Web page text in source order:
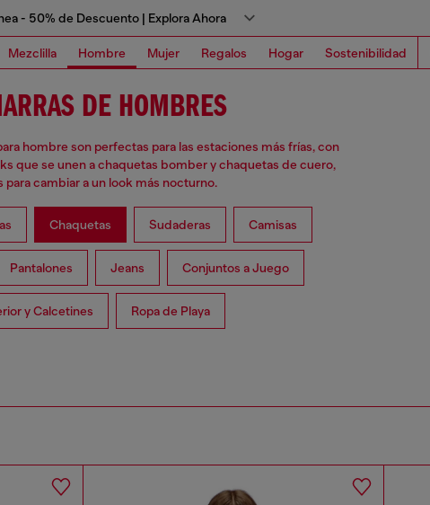
- 50% de Descuento | Explora Ahora
Mezclilla Hombre Mujer Regalos Hogar Sostenibilidad
DE HOMBRES
hombre son perfectas para las estaciones más frías, con
que se unen a chaquetas bomber y chaquetas de cuero,
para cambiar a un look más nocturno.
Chaquetas Sudaderas Camisas
Pantalones Jeans Conjuntos a Juego
y Calcetines Ropa de Playa